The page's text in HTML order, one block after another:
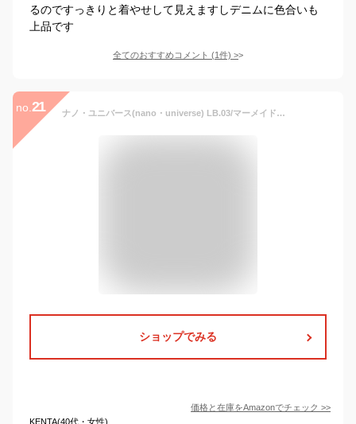
るのですっきりと着やせして見えますしデニムに色合いも
上品です
全てのおすすめコメント (1件) >
no. 21 ナノ・ユニバース(nano・universe) LB.03/マーメイドフレアデニムスカート II ブラック ＬＢ．０３ Ｓｅｃｔｉｏｎ
ショップでみる
価格と在庫をAmazonでチェック >>
KENTA(40代・女性)